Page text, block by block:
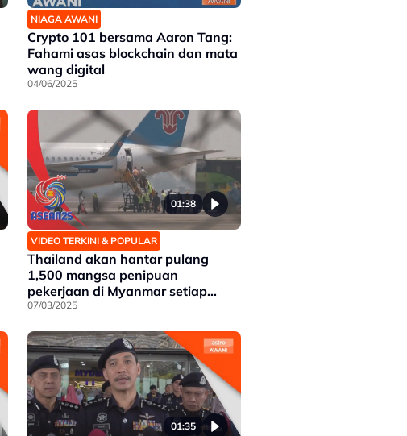
NIAGA AWANI
Crypto 101 bersama Aaron Tang:
Fahami asas blockchain dan mata
wang digital
04/06/2025
01:38
VIDEO TERKINI & POPULAR
Thailand akan hantar pulang
1,500 mangsa penipuan
pekerjaan di Myanmar setiap
minggu
07/03/2025
01:35